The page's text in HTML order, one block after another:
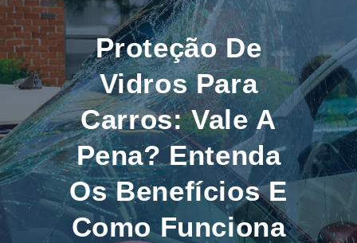
Proteção De
Vidros Para
Carros: Vale A
Pena? Entenda
Os Benefícios E
Como Funciona